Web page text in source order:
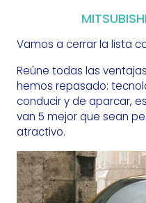
Vamos a cerrar la lista
Reúne todas las
hemos repasado:
conducir y de aparcar,
van 5 mejor que sean
atractivo.